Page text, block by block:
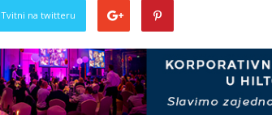
&
Tvitni na twitteru